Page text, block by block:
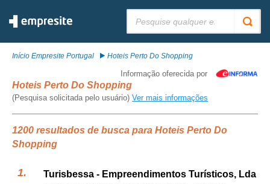
Início Empresite Portugal Hoteis Perto Do Shopping
Informação oferecida por
Hoteis Perto Do Shopping
(Pesquisa solicitada pelo usuário) Ver mais informações
1200 resultados de busca para Hoteis Perto Do
Shopping
Turisbessa - Empreendimentos Turísticos, Lda